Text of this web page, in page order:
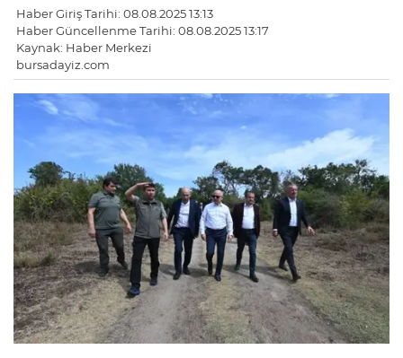
Haber Giriş Tarihi: 08.08.2025 13:13
Haber Güncellenme Tarihi: 08.08.2025 13:17
Kaynak: Haber Merkezi
bursadayiz.com